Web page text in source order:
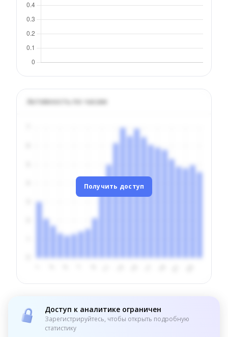
Активность по часам
Получить доступ
Доступ к аналитике ограничен
Зарегистрируйтесь, чтобы открыть подробную
статистику